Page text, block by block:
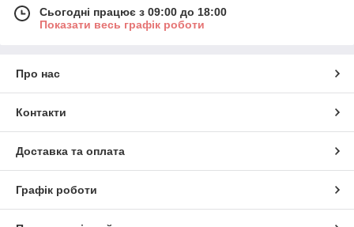
Сьогодні працює з 09:00 до 18:00
Показати весь графік роботи
Про нас
Контакти
Доставка та оплата
Графік роботи